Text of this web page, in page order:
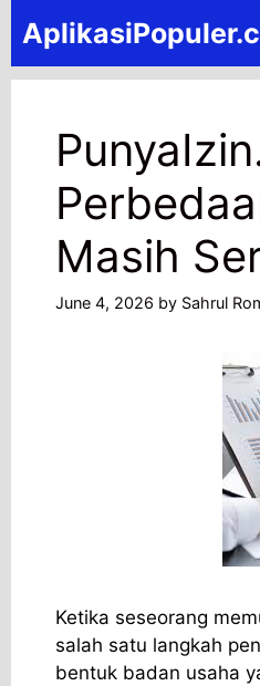
Masih
June 4, 2026 by Sahrul
Ketika seseorang
salah satu langkah
bentuk badan usaha